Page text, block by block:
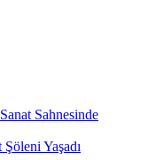
Sahnesinde
Yaşadı